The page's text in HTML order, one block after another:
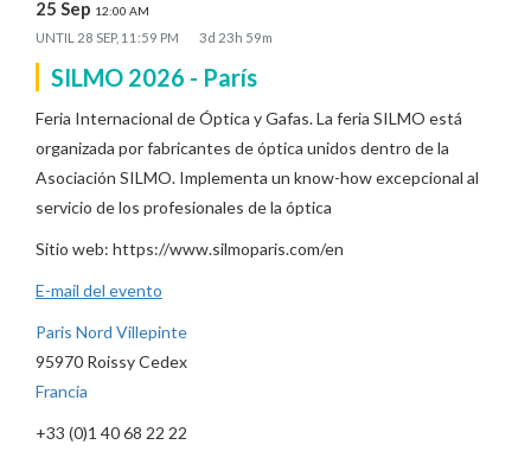
25 Sep 12:00 AM
UNTIL 28 SEP, 11:59 PM 3d 23h 59m
SILMO 2026 - París
Feria Internacional de Óptica y Gafas. La feria SILMO está
organizada por fabricantes de óptica unidos dentro de la
Asociación SILMO. Implementa un know-how excepcional al
servicio de los profesionales de la óptica
Sitio web: https://www.silmoparis.com/en
E-mail del evento
Paris Nord Villepinte
95970 Roissy Cedex
Francia
+33 (0)1 40 68 22 22